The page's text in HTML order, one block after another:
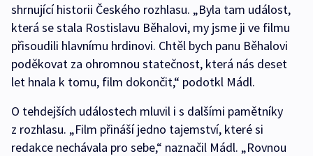
shrnující historii Českého rozhlasu. „Byla tam událost,
která se stala Rostislavu Běhalovi, my jsme ji ve filmu
přisoudili hlavnímu hrdinovi. Chtěl bych panu Běhalovi
poděkovat za ohromnou statečnost, která nás deset
let hnala k tomu, film dokončit,“ podotkl Mádl.
O tehdejších událostech mluvil i s dalšími pamětníky
z rozhlasu. „Film přináší jedno tajemství, které si
redakce nechávala pro sebe,“ naznačil Mádl. „Rovnou